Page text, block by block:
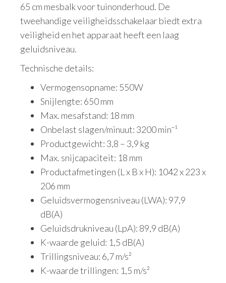
65 cm mesbalk voor tuinonderhoud. De
tweehandige veiligheidsschakelaar biedt extra
veiligheid en het apparaat heeft een laag
geluidsniveau.
Technische details:
Vermogensopname: 550W
Snijlengte: 650 mm
Max. mesafstand: 18 mm
Onbelast slagen/minuut: 3200 min⁻¹
Productgewicht: 3,8 – 3,9 kg
Max. snijcapaciteit: 18 mm
Productafmetingen (L x B x H): 1042 x 223 x
206 mm
Geluidsvermogensniveau (LWA): 97,9
dB(A)
Geluidsdrukniveau (LpA): 89,9 dB(A)
K-waarde geluid: 1,5 dB(A)
Trillingsniveau: 6,7 m/s²
K-waarde trillingen: 1,5 m/s²